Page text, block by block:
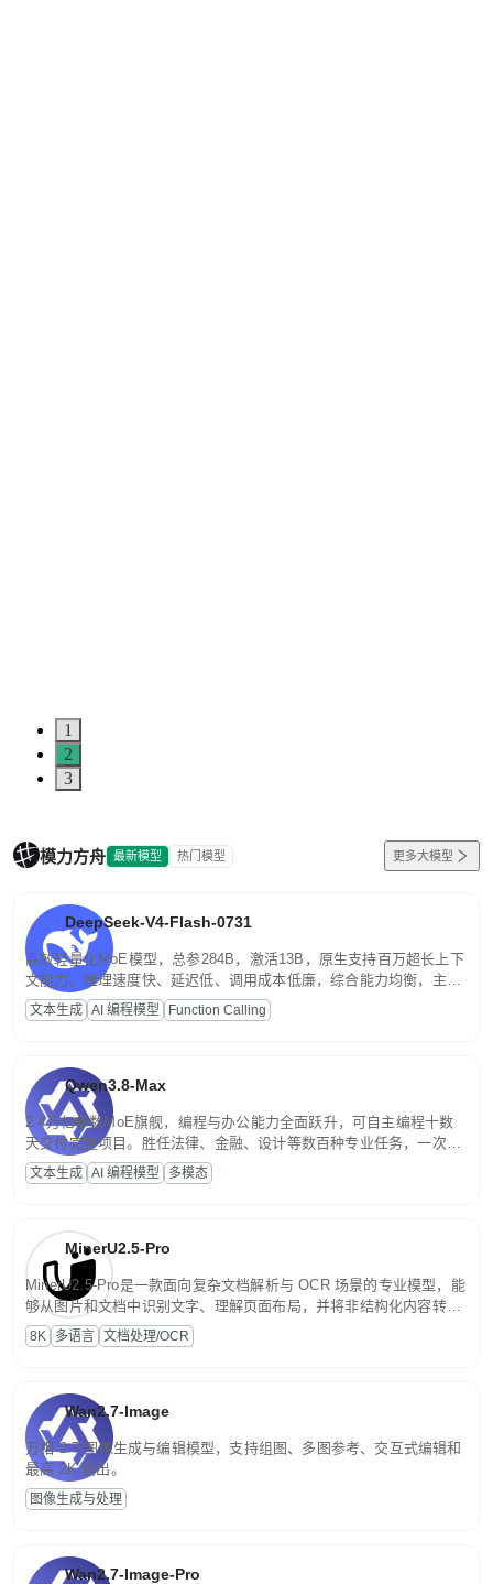
1
2
3
模力方舟 最新模型 热门模型 更多大模型
DeepSeek-V4-Flash-0731
高效轻量化MoE模型，总参284B，激活13B，原生支持百万超长上下
文能力。推理速度快、延迟低、调用成本低廉，综合能力均衡，主打
高并发、轻量化任务，适合日常对话、内容创作、基础 RAG、批量
文案处理等普惠刚需场景。
文本生成 AI 编程模型 Function Calling
Qwen3.8-Max
2.4万亿参数MoE旗舰，编程与办公能力全面跃升，可自主编程十数
天交付完整项目。胜任法律、金融、设计等数百种专业任务，一次对
话端到端交付生产级成果。原生视觉理解贯穿规划、执行与验证全流
程，支持超长文档与长视频的深度语义解析。长程任务中自主规划与
文本生成 AI 编程模型 多模态
MinerU2.5-Pro
MinerU2.5-Pro是一款面向复杂文档解析与 OCR 场景的专业模型，能
够从图片和文档中识别文字、理解页面布局，并将非结构化内容转换
为便于存储、检索和二次处理的结构化结果。
8K 多语言 文档处理/OCR
Wan2.7-Image
万相 2.7 图像生成与编辑模型，支持组图、多图参考、交互式编辑和
最高 2K 输出。
图像生成与处理
Wan2.7-Image-Pro